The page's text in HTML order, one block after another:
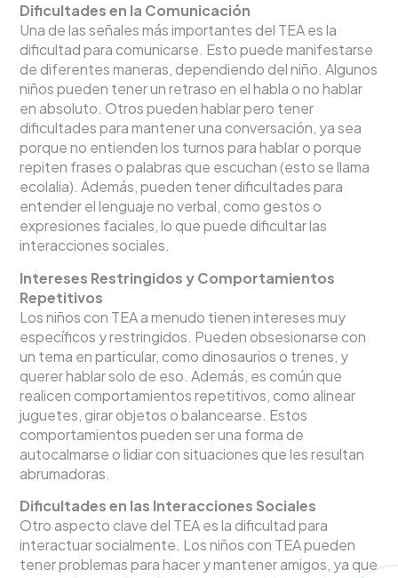
Dificultades en la Comunicación
Una de las señales más importantes del TEA es la
dificultad para comunicarse. Esto puede manifestarse
de diferentes maneras, dependiendo del niño. Algunos
niños pueden tener un retraso en el habla o no hablar
en absoluto. Otros pueden hablar pero tener
dificultades para mantener una conversación, ya sea
porque no entienden los turnos para hablar o porque
repiten frases o palabras que escuchan (esto se llama
ecolalia). Además, pueden tener dificultades para
entender el lenguaje no verbal, como gestos o
expresiones faciales, lo que puede dificultar las
interacciones sociales.
Intereses Restringidos y Comportamientos
Repetitivos
Los niños con TEA a menudo tienen intereses muy
específicos y restringidos. Pueden obsesionarse con
un tema en particular, como dinosaurios o trenes, y
querer hablar solo de eso. Además, es común que
realicen comportamientos repetitivos, como alinear
juguetes, girar objetos o balancearse. Estos
comportamientos pueden ser una forma de
autocalmarse o lidiar con situaciones que les resultan
abrumadoras.
Dificultades en las Interacciones Sociales
Otro aspecto clave del TEA es la dificultad para
interactuar socialmente. Los niños con TEA pueden
tener problemas para hacer y mantener amigos, ya que